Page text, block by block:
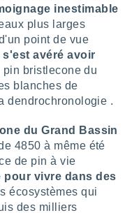
inestimable
plus larges
point de vue
s'est avéré avoir
pin bristlecone du
blanches de
dendrochronologie .
du Grand Bassin
4850 à même été
de pin à vie
vivre dans des
écosystèmes qui
des milliers